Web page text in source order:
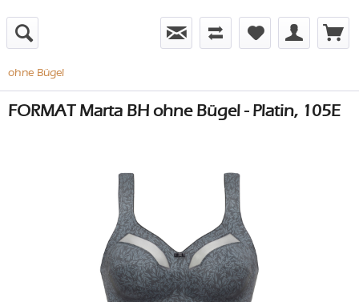
ohne Bügel
FORMAT Marta BH ohne Bügel - Platin, 105E